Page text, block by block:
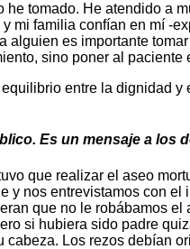
tomado. He atendido a
mi familia confían en mí -
alguien es importante
sino poner al
entre la dignidad
Es un mensaje a los
que realizar el aseo
y nos entrevistamos con
que no le robábamos
si hubiera sido padre
Los rezos debían